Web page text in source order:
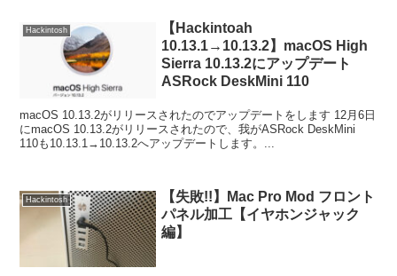
Hackintosh
【Hackintoah
10.13.1→10.13.2】macOS High
Sierra 10.13.2にアップデート
ASRock DeskMini 110
macOS 10.13.2がリリースされたのでアップデートをします 12月6日
にmacOS 10.13.2がリリースされたので、我がASRock DeskMini
110も10.13.1→10.13.2へアップデートします。...
Hackintosh
【失敗!!】Mac Pro Mod フロント
パネル加工【イヤホンジャック
編】